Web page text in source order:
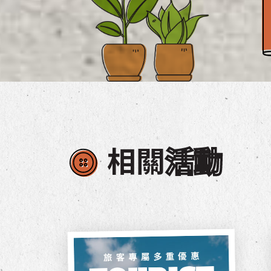
相關活動